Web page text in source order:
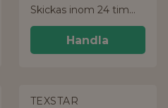
Skickas inom 24 timmar!
Handla
TEXSTAR